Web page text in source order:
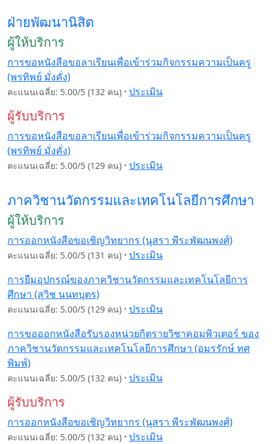
ฝ่ายพัฒนานิสิต
ผู้ให้บริการ
การขอหนังสือขอลาเรียนเพื่อเข้าร่วมกิจกรรมความเป็นครู
(พรทิพย์ มั่งคั่ง)
คะแนนเฉลี่ย: 5.00/5 (132 คน) · ประเมิน
ผู้รับบริการ
การขอหนังสือขอลาเรียนเพื่อเข้าร่วมกิจกรรมความเป็นครู
(พรทิพย์ มั่งคั่ง)
คะแนนเฉลี่ย: 5.00/5 (129 คน) · ประเมิน
ภาควิชานวัตกรรมและเทคโนโลยีการศึกษา
ผู้ให้บริการ
การออกหนังสือขอเชิญวิทยากร (นุสรา พีระพัฒนพงศ์)
คะแนนเฉลี่ย: 5.00/5 (131 คน) · ประเมิน
การยืมอุปกรณ์ของภาควิชานวัตกรรมและเทคโนโลยีการ
ศึกษา (สุวิช นนทบุตร)
คะแนนเฉลี่ย: 5.00/5 (129 คน) · ประเมิน
การขอออกหนังสือรับรองหน่วยกิตรายวิชาคอมพิวเตอร์ ของ
ภาควิชานวัตกรรมและเทคโนโลยีการศึกษา (อมรรักษ์ ทศ
พิมพ์)
คะแนนเฉลี่ย: 5.00/5 (132 คน) · ประเมิน
ผู้รับบริการ
การออกหนังสือขอเชิญวิทยากร (นุสรา พีระพัฒนพงศ์)
คะแนนเฉลี่ย: 5.00/5 (132 คน) · ประเมิน